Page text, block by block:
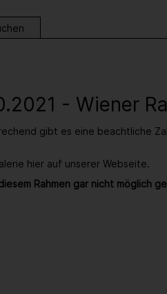
- Wiener
gibt es eine beachtliche
hier auf unserer Webseite.
Rahmen gar nicht möglich